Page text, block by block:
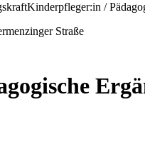
Kinderpfleger:in /
Straße